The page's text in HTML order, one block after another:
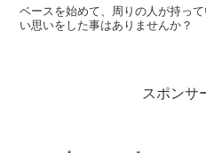
ベースを始めて、周りの人が持っ
い思いをした事はありませんか？
スポンサ